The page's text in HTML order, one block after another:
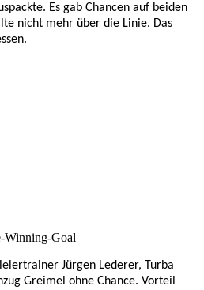
Es gab Chancen auf beiden
nicht mehr über die Linie. Das
Winning-Goal
Jürgen Lederer, Turba
Greimel ohne Chance. Vorteil